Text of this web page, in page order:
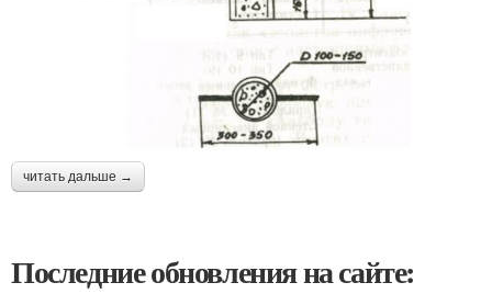
читать дальше →
Последние обновления на сайте: